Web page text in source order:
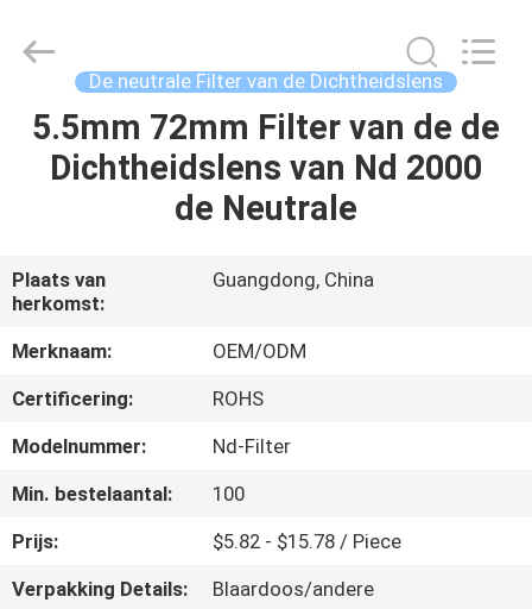
HUIS
PRODUCTEN
ONGEVEER
ONS
FABRIEKSREIS
CONTACTEER
ONS
Shadow
Technology
Reserved.
De neutrale Filter van de Dichtheidslens
5.5mm 72mm Filter van de de
Dichtheidslens van Nd 2000
de Neutrale
Plaats van
herkomst:
Guangdong, China
Merknaam:
OEM/ODM
Certificering:
ROHS
Modelnummer:
Nd-Filter
Min. bestelaantal:
100
Prijs:
$5.82 - $15.78 / Piece
Verpakking Details:
Blaardoos/andere